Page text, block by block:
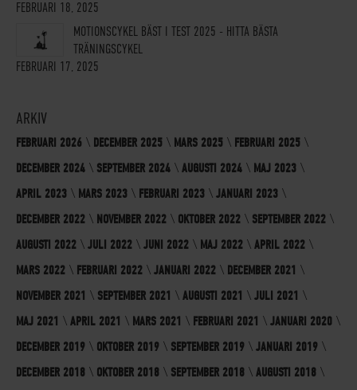
FEBRUARI 18, 2025
MOTIONSCYKEL BÄST I TEST 2025 - HITTA BÄSTA
TRÄNINGSCYKEL
FEBRUARI 17, 2025
ARKIV
FEBRUARI 2026 DECEMBER 2025 MARS 2025
FEBRUARI 2025
DECEMBER 2024
SEPTEMBER 2024 AUGUSTI 2024
MAJ 2023
APRIL 2023
MARS 2023 FEBRUARI 2023
JANUARI 2023
DECEMBER 2022
NOVEMBER 2022 OKTOBER 2022
SEPTEMBER 2022
AUGUSTI 2022
JULI 2022 JUNI 2022 MAJ 2022
APRIL 2022
MARS 2022
FEBRUARI 2022 JANUARI 2022
DECEMBER 2021
NOVEMBER 2021
SEPTEMBER 2021 AUGUSTI 2021
JULI 2021
MAJ 2021
APRIL 2021 MARS 2021 FEBRUARI 2021
JANUARI 2020
DECEMBER 2019
OKTOBER 2019 SEPTEMBER 2019
JANUARI 2019
DECEMBER 2018
OKTOBER 2018 SEPTEMBER 2018
AUGUSTI 2018